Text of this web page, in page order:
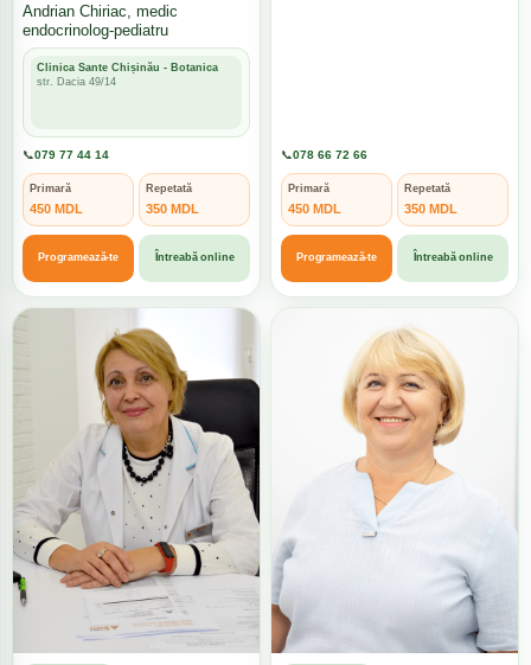
Andrian Chiriac, medic
endocrinolog-pediatru
Clinica Sante Chișinău - Botanica
str. Dacia 49/14
📞079 77 44 14
Primară
450 MDL
Repetată
350 MDL
Programează-te Întreabă online
📞078 66 72 66
Primară
450 MDL
Repetată
350 MDL
Programează-te Întreabă online